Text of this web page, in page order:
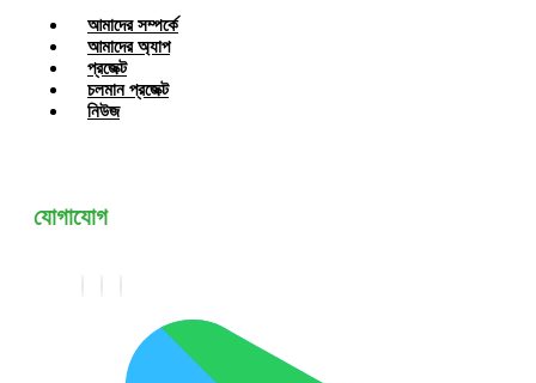
আমাদের সম্পর্কে
আমাদের অ্যাপ
প্রজেক্ট
চলমান প্রজেক্ট
নিউজ
যোগাযোগ